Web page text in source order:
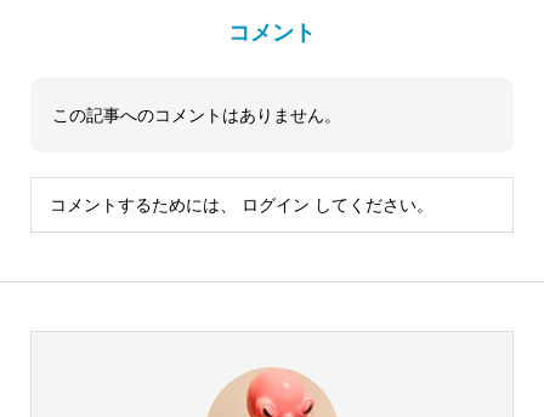
コメント
この記事へのコメントはありません。
コメントするためには、 ログイン してください。